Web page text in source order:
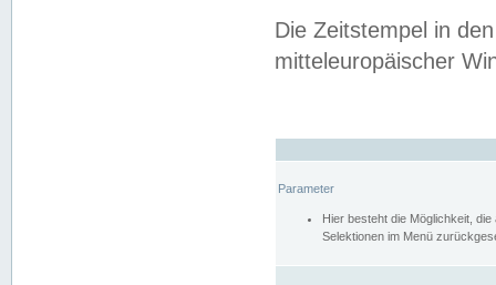
Die Zeitstempel in
mitteleuropäischer
Parameter
Hier besteht die Möglichkeit,
Selektionen im Menü